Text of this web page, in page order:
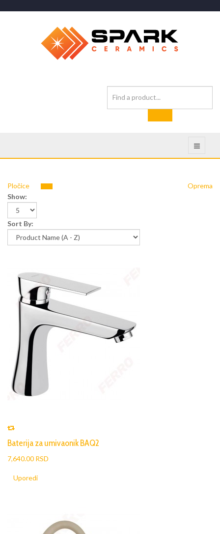
Pločice
Oprema
Show:
Sort By:
Baterija za umivaonik BAQ2
7,640.00 RSD
Uporedi